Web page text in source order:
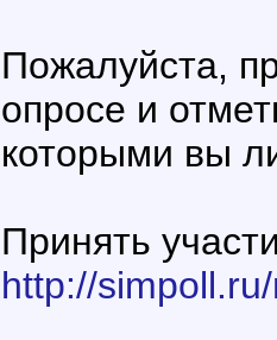
Пожалуйста,
опросе и
которыми вы
Принять
http://